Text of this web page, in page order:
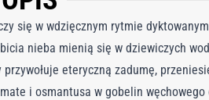
się w wdzięcznym rytmie
nieba mienią się w dziewiczych
eteryczną zadumę,
i osmantusa w gobelin